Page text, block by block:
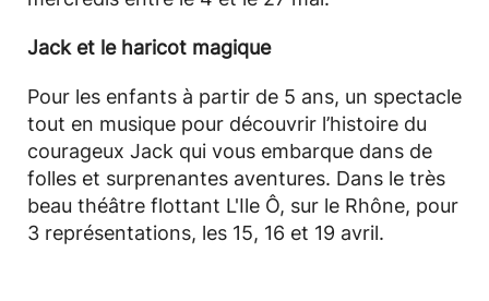
Jack et le haricot magique
Pour les enfants à partir de 5 ans, un spectacle
tout en musique pour découvrir l’histoire du
courageux Jack qui vous embarque dans de
folles et surprenantes aventures. Dans le très
beau théâtre flottant L'Ile Ô, sur le Rhône, pour
3 représentations, les 15, 16 et 19 avril.